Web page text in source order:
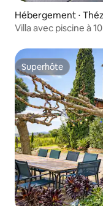
Hébergement ⋅
Villa avec piscine à
Superhôte
Superhôte